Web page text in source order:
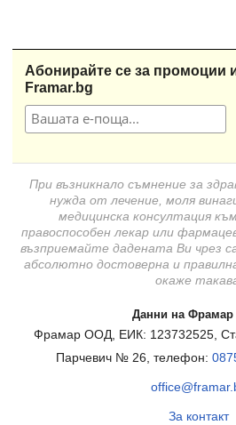
Абонирайте се за промоции
Framar.bg
При възникнало съмнение за
нужда от лечение, моля
медицинска консултация
правоспособен лекар или
възприемайте дадената Ви чрез
абсолютно достоверна и
окаже
Данни на
Фрамар ООД, ЕИК: 123732525,
Парчевич № 26, телефон:
За контакт